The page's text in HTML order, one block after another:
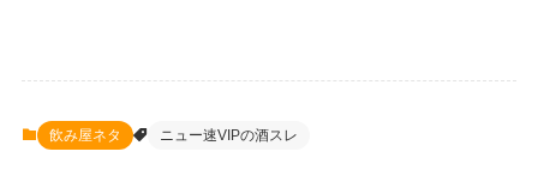
飲み屋ネタ ニュー速VIPの酒スレ